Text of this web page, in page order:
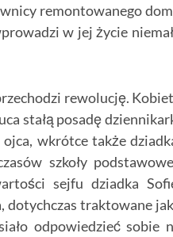
remontowanego
w jej życie
rewolucję.
stałą posadę
wkrótce także
szkoły
sejfu dziadka
dotychczas traktowane
odpowiedzieć sobie